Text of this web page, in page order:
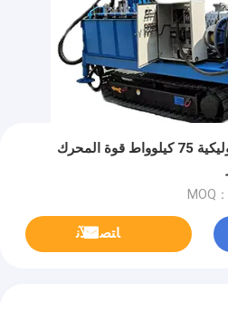
معدات حفر النفاثات الهيدروليكية 75 كيلوواط قوة المحرك
MOQ
ﺎﺘﺼﻟ ﺍﻶﻧ